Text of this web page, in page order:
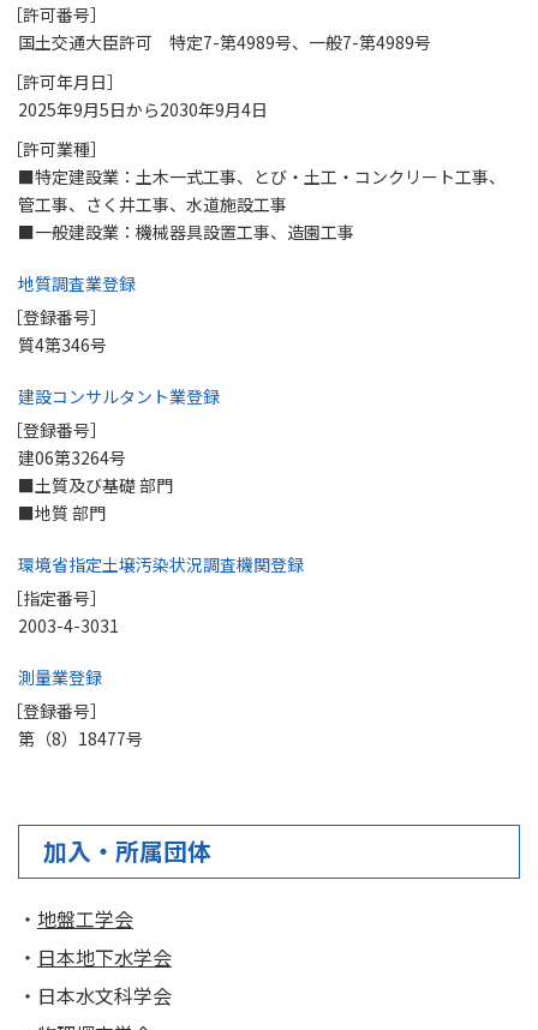
［許可番号］
国土交通大臣許可 特定7-第4989号、一般7-第4989号
［許可年月日］
2025年9月5日から2030年9月4日
［許可業種］
■特定建設業：土木一式工事、とび・土工・コンクリート工事、
管工事、さく井工事、水道施設工事
■一般建設業：機械器具設置工事、造園工事
地質調査業登録
［登録番号］
質4第346号
建設コンサルタント業登録
［登録番号］
建06第3264号
■土質及び基礎 部門
■地質 部門
環境省指定土壌汚染状況調査機関登録
［指定番号］
2003-4-3031
測量業登録
［登録番号］
第（8）18477号
加入・所属団体
・ 地盤工学会
・ 日本地下水学会
・日本水文科学会